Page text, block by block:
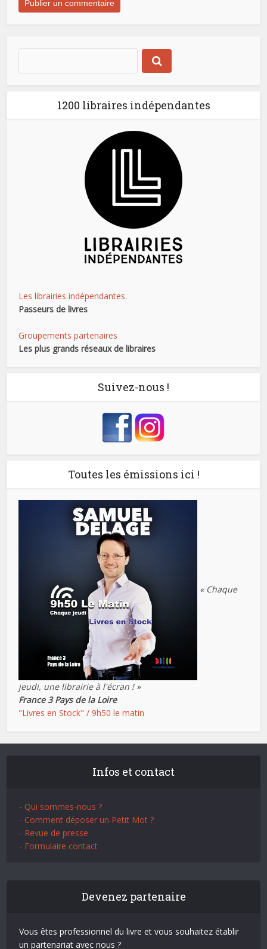
1200 libraires indépendantes
Les librairies indépendantes.
Passeurs de livres
Groupements partenaires
Les plus grands réseaux de libraires
Suivez-nous !
Toutes les émissions ici !
« Chaque
jeudi, une librairie à l'écran ! »
France 3 Pays de la Loire
"Livres en Stock" / 9h50 le matin
Infos et contact
- Qui sommes-nous ?
- Comment déposer un Petit Mot ?
- Revue de presse
- Formulaire contact
Devenez partenaire
Vous êtes professionnel du livre et vous souhaitez établir
un partenariat avec nous ?